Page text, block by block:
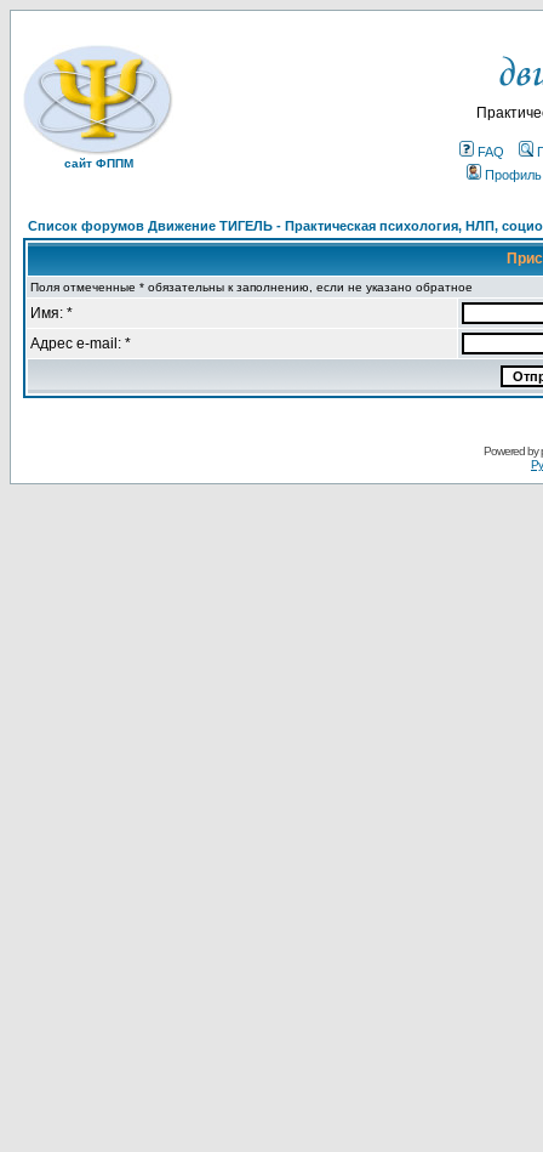
сайт ФППМ
FAQ
Профиль
Список форумов Движение ТИГЕЛЬ - Практическая психология, НЛП,
Поля отмеченные * обязательны к заполнению, если не указано обратное
Имя: *
Адрес e-mail: *
Powered by